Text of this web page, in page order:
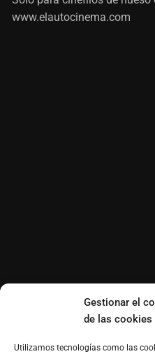
Gestionar el
de las cookies
Utilizamos tecnologías como las
www.elautocinema.com